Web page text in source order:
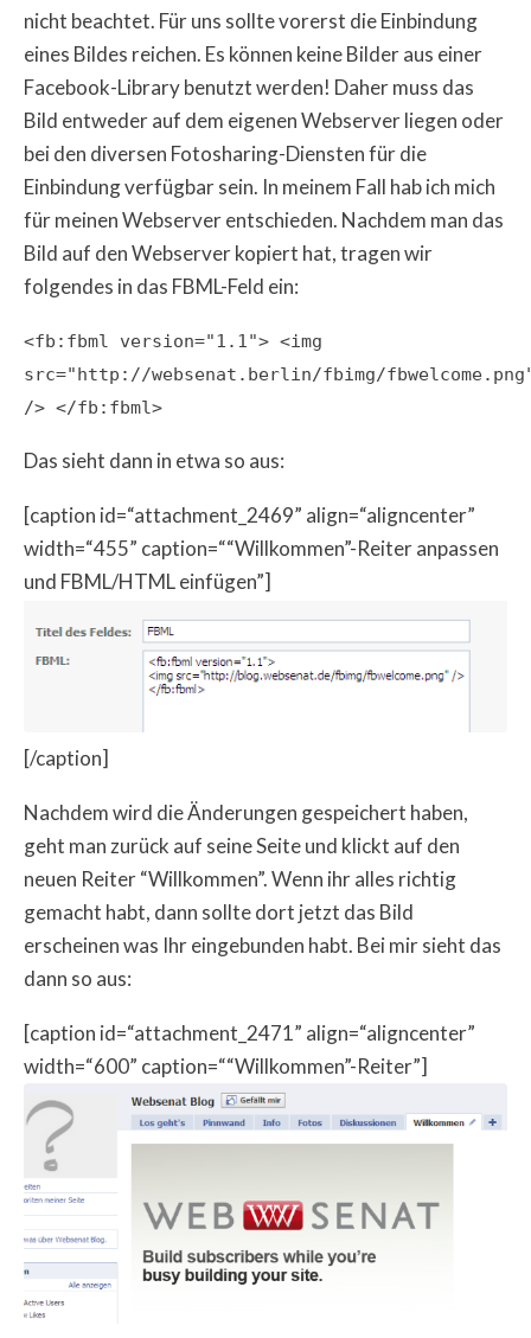
nicht beachtet. Für uns sollte vorerst die Einbindung
eines Bildes reichen. Es können keine Bilder aus einer
Facebook-Library benutzt werden! Daher muss das
Bild entweder auf dem eigenen Webserver liegen oder
bei den diversen Fotosharing-Diensten für die
Einbindung verfügbar sein. In meinem Fall hab ich mich
für meinen Webserver entschieden. Nachdem man das
Bild auf den Webserver kopiert hat, tragen wir
folgendes in das FBML-Feld ein:
<fb:fbml version="1.1"> <img
src="http://websenat.berlin/fbimg/
/> </fb:fbml>
Das sieht dann in etwa so aus:
[caption id=“attachment_2469” align=“aligncenter”
width=“455” caption=““Willkommen”-Reiter anpassen
und FBML/HTML einfügen”]
[/caption]
Nachdem wird die Änderungen gespeichert haben,
geht man zurück auf seine Seite und klickt auf den
neuen Reiter “Willkommen”. Wenn ihr alles richtig
gemacht habt, dann sollte dort jetzt das Bild
erscheinen was Ihr eingebunden habt. Bei mir sieht das
dann so aus:
[caption id=“attachment_2471” align=“aligncenter”
width=“600” caption=““Willkommen”-Reiter”]